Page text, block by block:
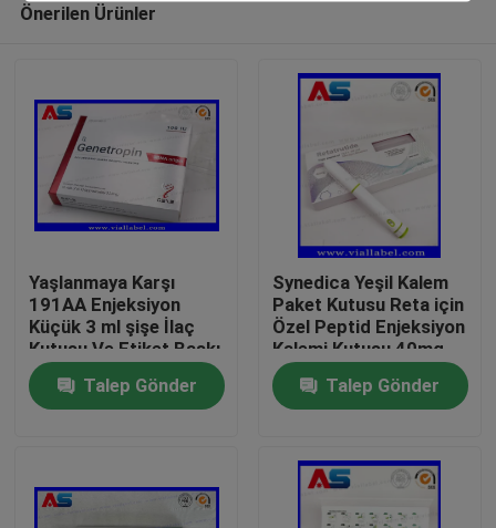
Ev
Hakkımızda
Önerilen Ürünler
Yaşlanmaya Karşı
191AA Enjeksiyon
Küçük 3 ml şişe İlaç
Kutusu Ve Etiket Baskı
Genetropin
Talep Gönder
Synedica Yeşil Kalem
Paket Kutusu Reta için
Özel Peptid Enjeksiyon
Kalemi Kutusu 40mg
Peptid Enjeksiyon
Kalemi, Synedica
Enjeksiyon Kalemi
Talep Gönder